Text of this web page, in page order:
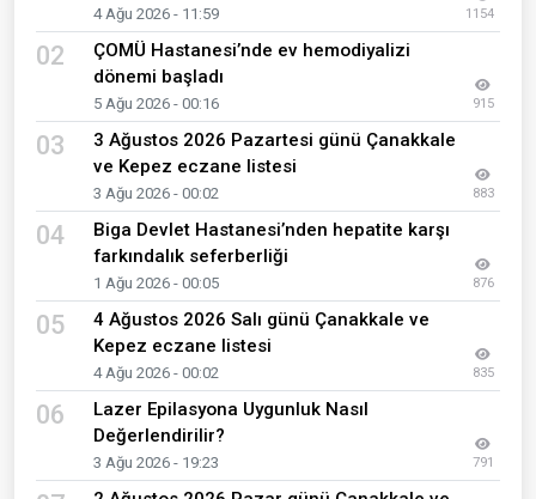
4 Ağu 2026 - 11:59 1154
02
ÇOMÜ Hastanesi’nde ev hemodiyalizi
dönemi başladı
5 Ağu 2026 - 00:16 915
03
3 Ağustos 2026 Pazartesi günü Çanakkale
ve Kepez eczane listesi
3 Ağu 2026 - 00:02 883
04
Biga Devlet Hastanesi’nden hepatite karşı
farkındalık seferberliği
1 Ağu 2026 - 00:05 876
05
4 Ağustos 2026 Salı günü Çanakkale ve
Kepez eczane listesi
4 Ağu 2026 - 00:02 835
06
Lazer Epilasyona Uygunluk Nasıl
Değerlendirilir?
3 Ağu 2026 - 19:23 791